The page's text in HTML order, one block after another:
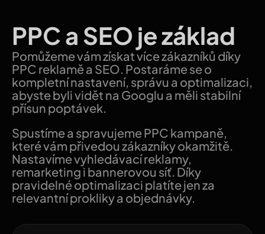
PPC a SEO je základ
Pomůžeme vám získat více zákazníků díky
PPC reklamě a SEO. Postaráme se o
kompletní nastavení, správu a optimalizaci,
abyste byli vidět na Googlu a měli stabilní
přísun poptávek.
Spustíme a spravujeme PPC kampaně,
které vám přivedou zákazníky okamžitě.
Nastavíme vyhledávací reklamy,
remarketing i bannerovou síť. Díky
pravidelné optimalizaci platíte jen za
relevantní prokliky a objednávky.